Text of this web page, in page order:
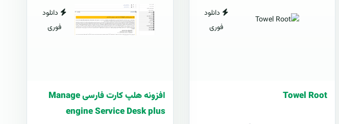
دانلود
فوری
Towel Root
دانلود
فوری
افزونه هلپ کارت فارسی Manage
engine Service Desk plus